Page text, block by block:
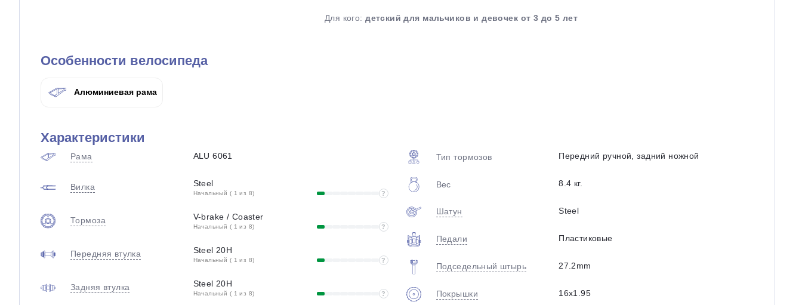
Для кого:детский для мальчиков и девочек от 3 до 5 лет
Особенности велосипеда
Алюминиевая рама
Характеристики
Рама ALU 6061
Вилка Steel
Начальный ( 1 из 8) ?
Тормоза V-brake / Coaster
Начальный ( 1 из 8) ?
Передняя втулка Steel 20H
Начальный ( 1 из 8) ?
Задняя втулка Steel 20H
Начальный ( 1 из 8) ?
Тип тормозов Передний ручной, задний ножной
Вес 8.4 кг.
Шатун Steel
Педали Пластиковые
Подседельный штырь 27.2mm
Покрышки 16x1.95